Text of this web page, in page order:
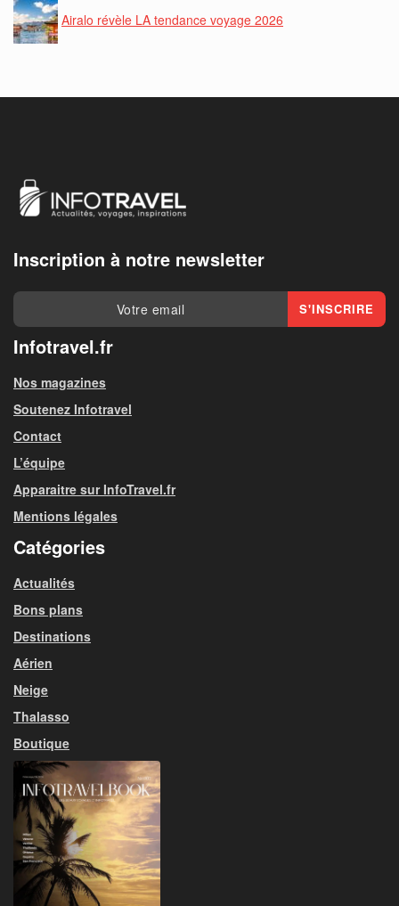
Airalo révèle LA tendance voyage 2026
Inscription à notre newsletter
Infotravel.fr
Nos magazines
Soutenez Infotravel
Contact
L’équipe
Apparaitre sur InfoTravel.fr
Mentions légales
Catégories
Actualités
Bons plans
Destinations
Aérien
Neige
Thalasso
Boutique